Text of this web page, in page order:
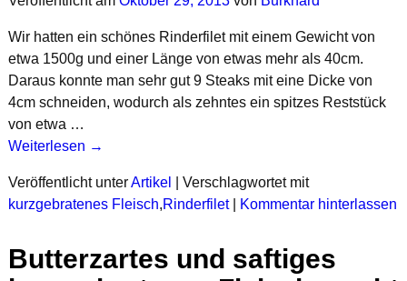
Wir hatten ein schönes Rinderfilet mit einem Gewicht von
etwa 1500g und einer Länge von etwas mehr als 40cm.
Daraus konnte man sehr gut 9 Steaks mit eine Dicke von
4cm schneiden, wodurch als zehntes ein spitzes Reststück
von etwa …
Weiterlesen →
Veröffentlicht unterArtikel
Verschlagwortet mit
kurzgebratenes Fleisch,Rinderfilet| Kommentar hinterlassen
Butterzartes und saftiges